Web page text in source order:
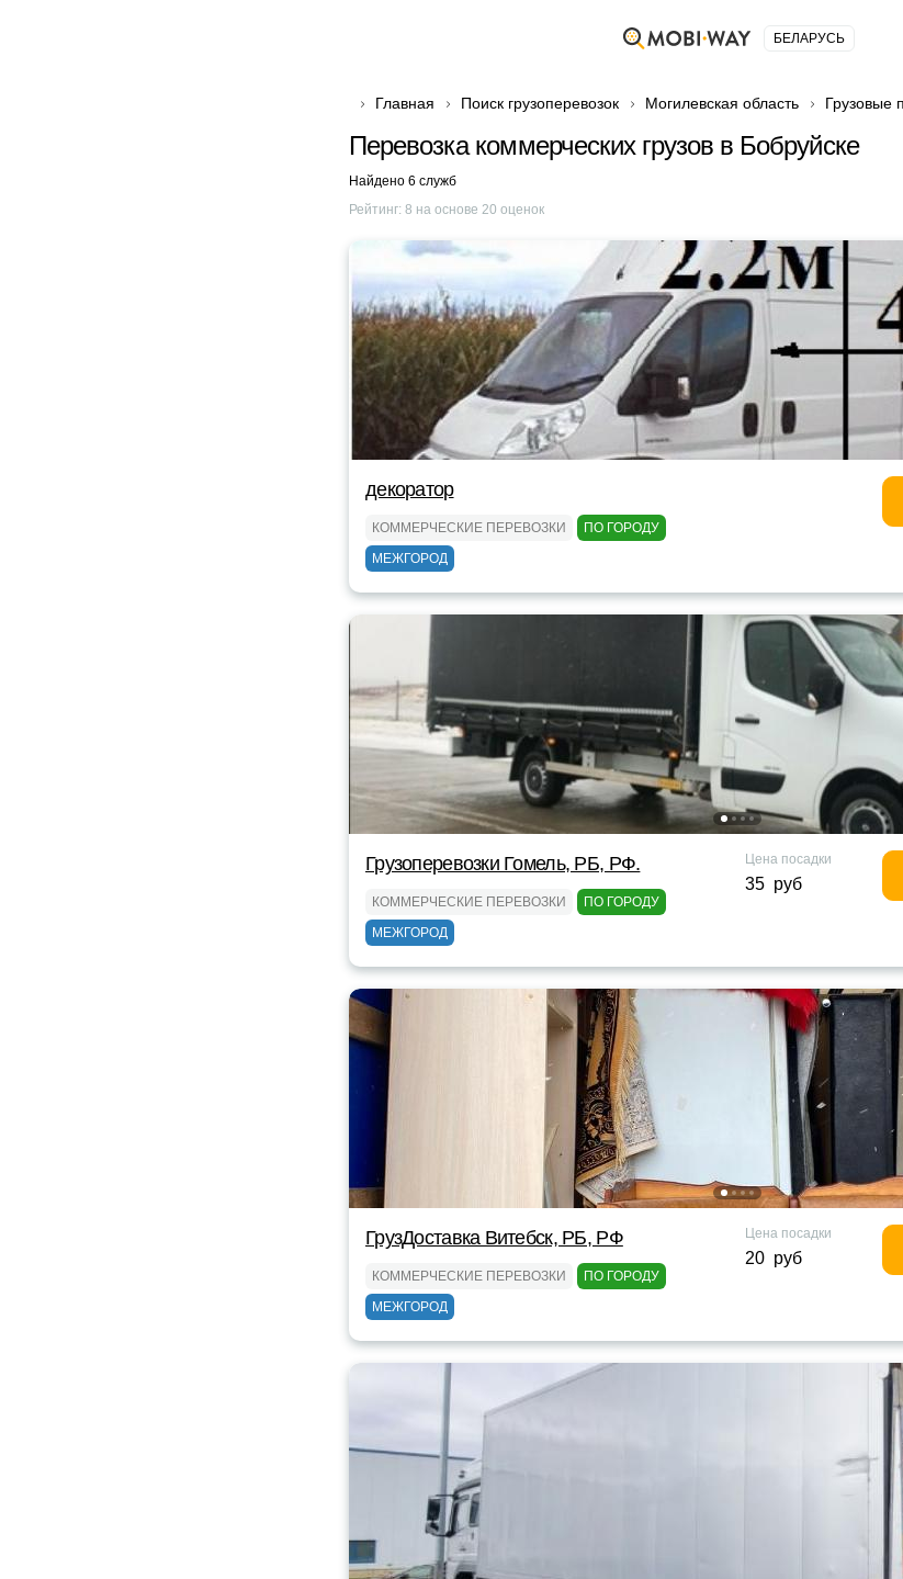
БЕЛАРУСЬ
Главная Поиск грузоперевозок Могилевская область Грузовые
Перевозка коммерческих грузов в Бобруйске
Найдено 6 служб
Рейтинг: 8 на основе 20 оценок
декоратор
КОММЕРЧЕСКИЕ ПЕРЕВОЗКИ
ПО ГОРОДУ
МЕЖГОРОД
Грузоперевозки Гомель, РБ, РФ.
КОММЕРЧЕСКИЕ ПЕРЕВОЗКИ
ПО ГОРОДУ
МЕЖГОРОД
Цена посадки
35 руб
ГрузДоставка Витебск, РБ, РФ
КОММЕРЧЕСКИЕ ПЕРЕВОЗКИ
ПО ГОРОДУ
МЕЖГОРОД
Цена посадки
20 руб